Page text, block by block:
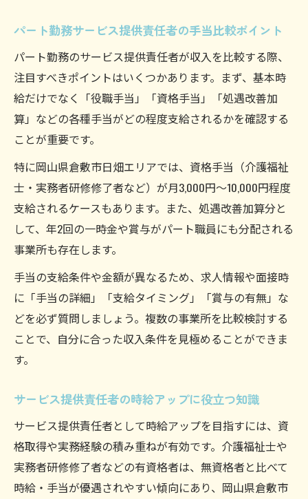
パート勤務サービス提供責任者の手当比較ポイント
パート勤務のサービス提供責任者が収入を比較する際、
注目すべきポイントはいくつかあります。まず、基本時
給だけでなく「役職手当」「資格手当」「処遇改善加
算」などの各種手当がどの程度支給されるかを確認する
ことが重要です。
特に岡山県倉敷市日畑エリアでは、資格手当（介護福祉
士・実務者研修修了者など）が月3,000円～10,000円程度
支給されるケースもあります。また、処遇改善加算分と
して、年2回の一時金や賞与がパート職員にも分配される
事業所も存在します。
手当の支給条件や金額が異なるため、求人情報や面接時
に「手当の詳細」「支給タイミング」「賞与の有無」な
どを必ず質問しましょう。複数の事業所を比較検討する
ことで、自分に合った収入条件を見極めることができま
す。
サービス提供責任者の時給アップに役立つ知識
サービス提供責任者として時給アップを目指すには、資
格取得や実務経験の積み重ねが有効です。介護福祉士や
実務者研修修了者などの有資格者は、無資格者と比べて
時給・手当が優遇されやすい傾向にあり、岡山県倉敷市